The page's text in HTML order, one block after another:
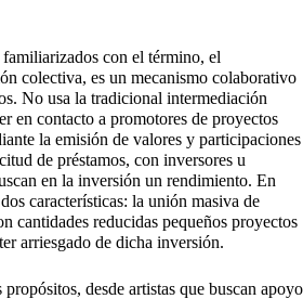
con el término, el
colectiva, es un mecanismo colaborativo
No usa la tradicional intermediación
en contacto a promotores de proyectos
la emisión de valores y participaciones
de préstamos, con inversores u
en la inversión un rendimiento. En
características: la unión masiva de
cantidades reducidas pequeños proyectos
arriesgado de dicha inversión.
propósitos, desde artistas que buscan apoyo